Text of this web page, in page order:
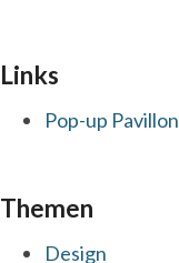
Links
Pop-up Pavillon
Themen
Design